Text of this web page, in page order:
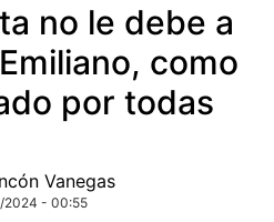
no le debe a
como
por todas
Vanegas
2024 - 00:55